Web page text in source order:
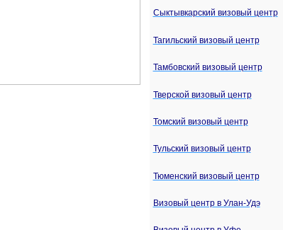
Сыктывкарский визовый центр
Тагильский визовый центр
Тамбовский визовый центр
Тверской визовый центр
Томский визовый центр
Тульский визовый центр
Тюменский визовый центр
Визовый центр в Улан-Удэ